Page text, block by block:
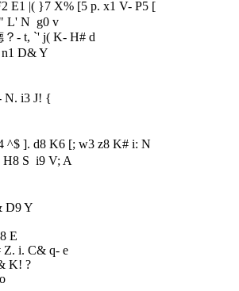
E1 |( }7 X% [5 p. x1 V- P5 [
L' N g0 v
- t, `' j( K- H# d
D& Y
N. i3 J! {
^$ ]. d8 K6 [; w3 z8 K# i: N
H8 S i9 V; A
D9 Y
E
Z. i. C& q- e
K! ?